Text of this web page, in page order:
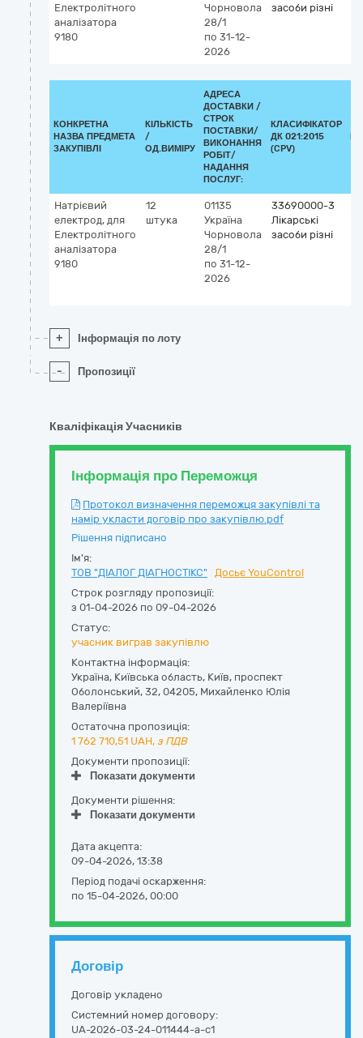
Електролітного
аналізатора
9180
Чорновола
28/1
по 31-12-
2026
засоби різні
КОНКРЕТНА
НАЗВА ПРЕДМЕТА
ЗАКУПІВЛІ
КІЛЬКІСТЬ
/
ОД.ВИМІРУ
АДРЕСА
ДОСТАВКИ /
СТРОК
ПОСТАВКИ/
ВИКОНАННЯ
РОБІТ/
НАДАННЯ
ПОСЛУГ:
КЛАСИФІКАТОР
ДК 021:2015
(CPV)
Натрієвий
електрод, для
Електролітного
аналізатора
9180
12
штука
01135
Україна
Чорновола
28/1
по 31-12-
2026
33690000-3
Лікарські
засоби різні
+ Інформація по лоту
- Пропозиції
Кваліфікація Учасників
Інформація про Переможця
Протокол визначення переможця закупівлі та
намір укласти договір про закупівлю.pdf
Рішення підписано
Ім'я:
ТОВ "ДІАЛОГ ДІАГНОСТІКС"
Досьє YouControl
Строк розгляду пропозиції:
з 01-04-2026 по 09-04-2026
Статус:
учасник виграв закупівлю
Контактна інформація:
Україна, Київська область, Київ, проспект
Оболонський, 32, 04205, Михайленко Юлія
Валеріївна
Остаточна пропозиція:
1 762 710,51 UAH, з ПДВ
Документи пропозиції:
Показати документи
Документи рішення:
Показати документи
Дата акцепта:
09-04-2026, 13:38
Період подачі оскарження:
по 15-04-2026, 00:00
Договір
Договір укладено
Системний номер договору:
UA-2026-03-24-011444-a-c1